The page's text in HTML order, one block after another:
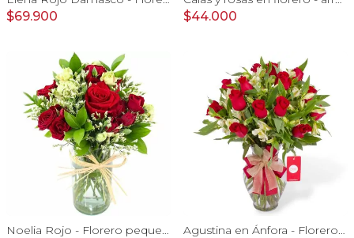
$69.900 $44.000
Noelia Rojo - Florero pequeño con Rosas, mini rosas, mini claveles y limonium Agustina en Ánfora - Florero con 18 rosas rojo y astromelias